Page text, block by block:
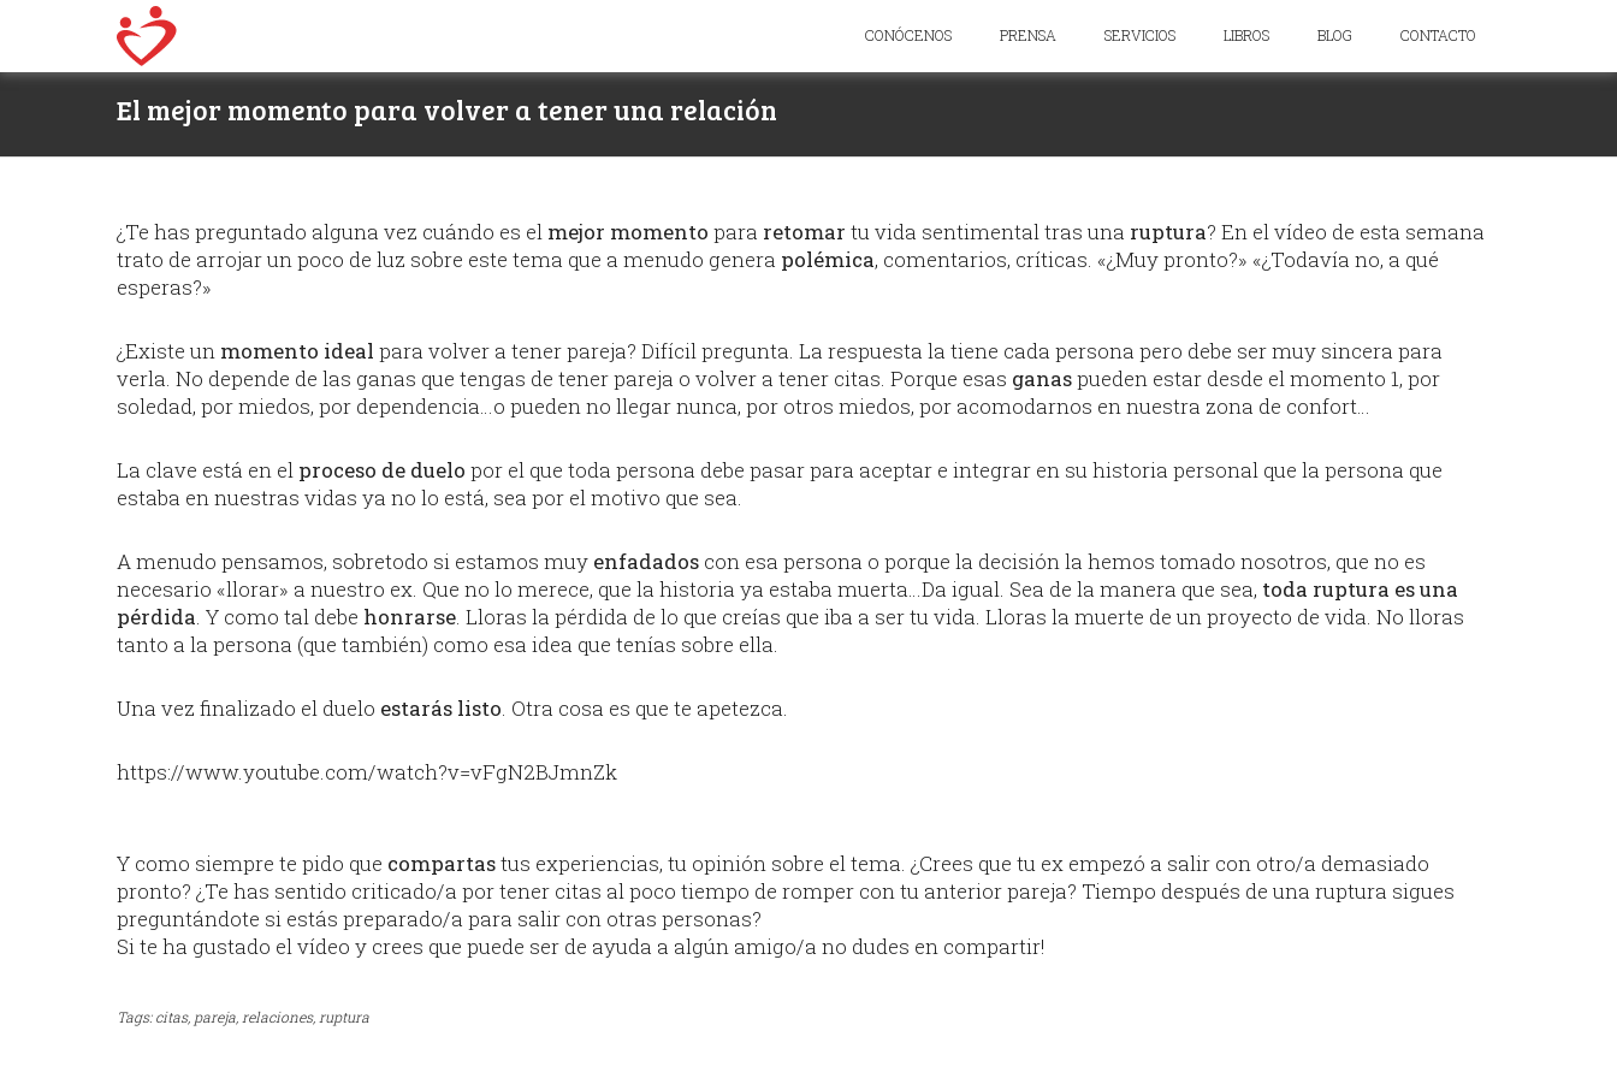
CONÓCENOS PRENSA SERVICIOS LIBROS BLOG CONTACTO
El mejor momento para volver a tener una relación
¿Te has preguntado alguna vez cuándo es el mejor momento para retomar tu vida sentimental tras una ruptura? En el vídeo de esta semana
trato de arrojar un poco de luz sobre este tema que a menudo genera polémica, comentarios, críticas. «¿Muy pronto?» «¿Todavía no, a qué
esperas?»
¿Existe un momento ideal para volver a tener pareja? Difícil pregunta. La respuesta la tiene cada persona pero debe ser muy sincera para
verla. No depende de las ganas que tengas de tener pareja o volver a tener citas. Porque esas ganaspueden estar desde el momento 1, por
soledad, por miedos, por dependencia…o pueden no llegar nunca, por otros miedos, por acomodarnos en nuestra zona de confort…
La clave está en el proceso de duelo por el que toda persona debe pasar para aceptar e integrar en su historia personal que la persona que
estaba en nuestras vidas ya no lo está, sea por el motivo que sea.
A menudo pensamos, sobretodo si estamos muy enfadados con esa persona o porque la decisión la hemos tomado nosotros, que no es
necesario «llorar» a nuestro ex. Que no lo merece, que la historia ya estaba muerta…Da igual. Sea de la manera que sea, toda ruptura es una
pérdida. Y como tal debe honrarse. Lloras la pérdida de lo que creías que iba a ser tu vida. Lloras la muerte de un proyecto de vida. No lloras
tanto a la persona (que también) como esa idea que tenías sobre ella.
Una vez finalizado el duelo estarás listo. Otra cosa es que te apetezca.
https://www.youtube.com/watch?v=vFgN2BJmnZk
Y como siempre te pido que compartastus experiencias, tu opinión sobre el tema. ¿Crees que tu ex empezó a salir con otro/a demasiado
pronto? ¿Te has sentido criticado/a por tener citas al poco tiempo de romper con tu anterior pareja? Tiempo después de una ruptura sigues
preguntándote si estás preparado/a para salir con otras personas?
Si te ha gustado el vídeo y crees que puede ser de ayuda a algún amigo/a no dudes en compartir!
Tags:citas, pareja, relaciones, ruptura